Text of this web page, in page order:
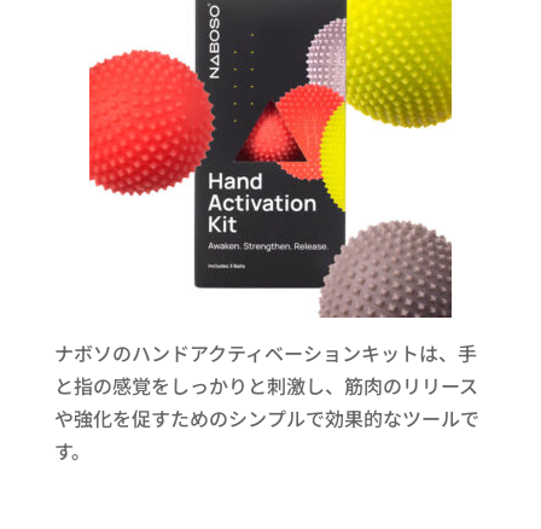
ナボソのハンドアクティベーションキットは、手
と指の感覚をしっかりと刺激し、筋肉のリリース
や強化を促すためのシンプルで効果的なツールで
す。